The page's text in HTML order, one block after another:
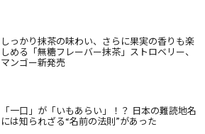
しっかり抹茶の味わい、さらに果実の香りも楽
しめる「無糖フレーバー抹茶」ストロベリー、
マンゴー新発売
「一口」が「いもあらい」！？ 日本の難読地名
には知られざる“名前の法則”があった